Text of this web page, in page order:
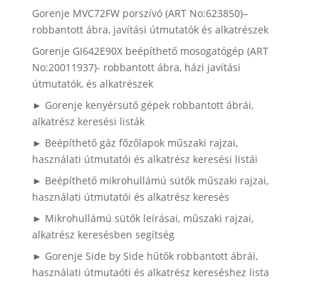
Gorenje MVC72FW porszívó (ART No:623850)–
robbantott ábra, javítási útmutatók és alkatrészek
Gorenje GI642E90X beépíthető mosogatógép (ART
No:20011937)- robbantott ábra, házi javítási
útmutatók, és alkatrészek
► Gorenje kenyérsütő gépek robbantott ábrái,
alkatrész keresési listák
► Beépíthető gáz főzőlapok műszaki rajzai,
használati útmutatói és alkatrész keresési listái
► Beépíthető mikrohullámú sütők műszaki rajzai,
használati útmutatói és alkatrész keresés
► Mikrohullámú sütők leírásai, műszaki rajzai,
alkatrész keresésben segítség
► Gorenje Side by Side hűtők robbantott ábrái,
használati útmutaóti és alkatrész kereséshez lista